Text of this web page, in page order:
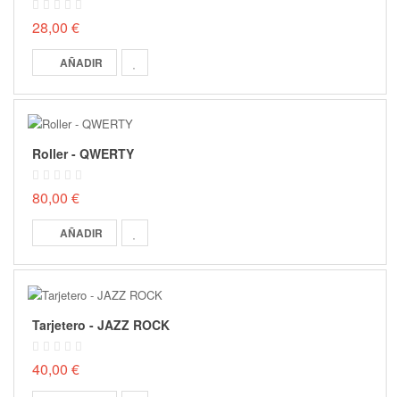
28,00 €
AÑADIR
Roller - QWERTY
80,00 €
AÑADIR
Tarjetero - JAZZ ROCK
40,00 €